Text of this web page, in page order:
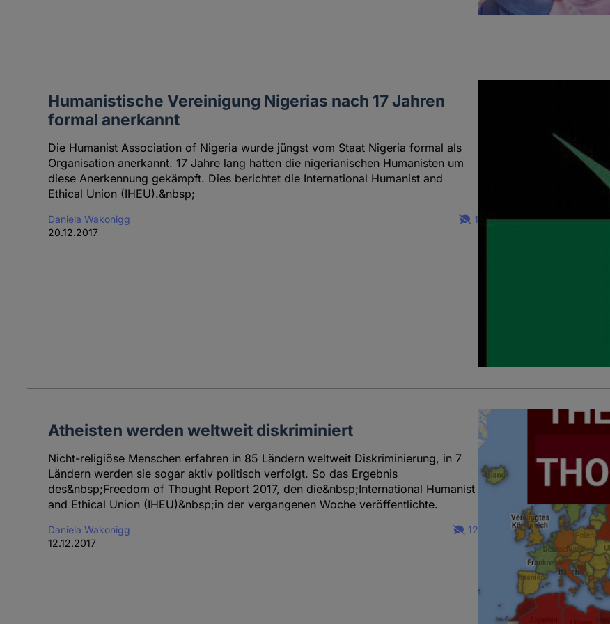
Humanistische Vereinigung Nigerias nach 17 Jahren
formal anerkannt
Die Humanist Association of Nigeria wurde jüngst vom Staat Nigeria formal als
Organisation anerkannt. 17 Jahre lang hatten die nigerianischen Humanisten um
diese Anerkennung gekämpft. Dies berichtet die International Humanist and
Ethical Union (IHEU).&nbsp;
Daniela Wakonigg
20.12.2017
1
Atheisten werden weltweit diskriminiert
Nicht-religiöse Menschen erfahren in 85 Ländern weltweit Diskriminierung, in 7
Ländern werden sie sogar aktiv politisch verfolgt. So das Ergebnis
des&nbsp;Freedom of Thought Report 2017, den die&nbsp;International Humanist
and Ethical Union (IHEU)&nbsp;in der vergangenen Woche veröffentlichte.
Daniela Wakonigg
12.12.2017
12